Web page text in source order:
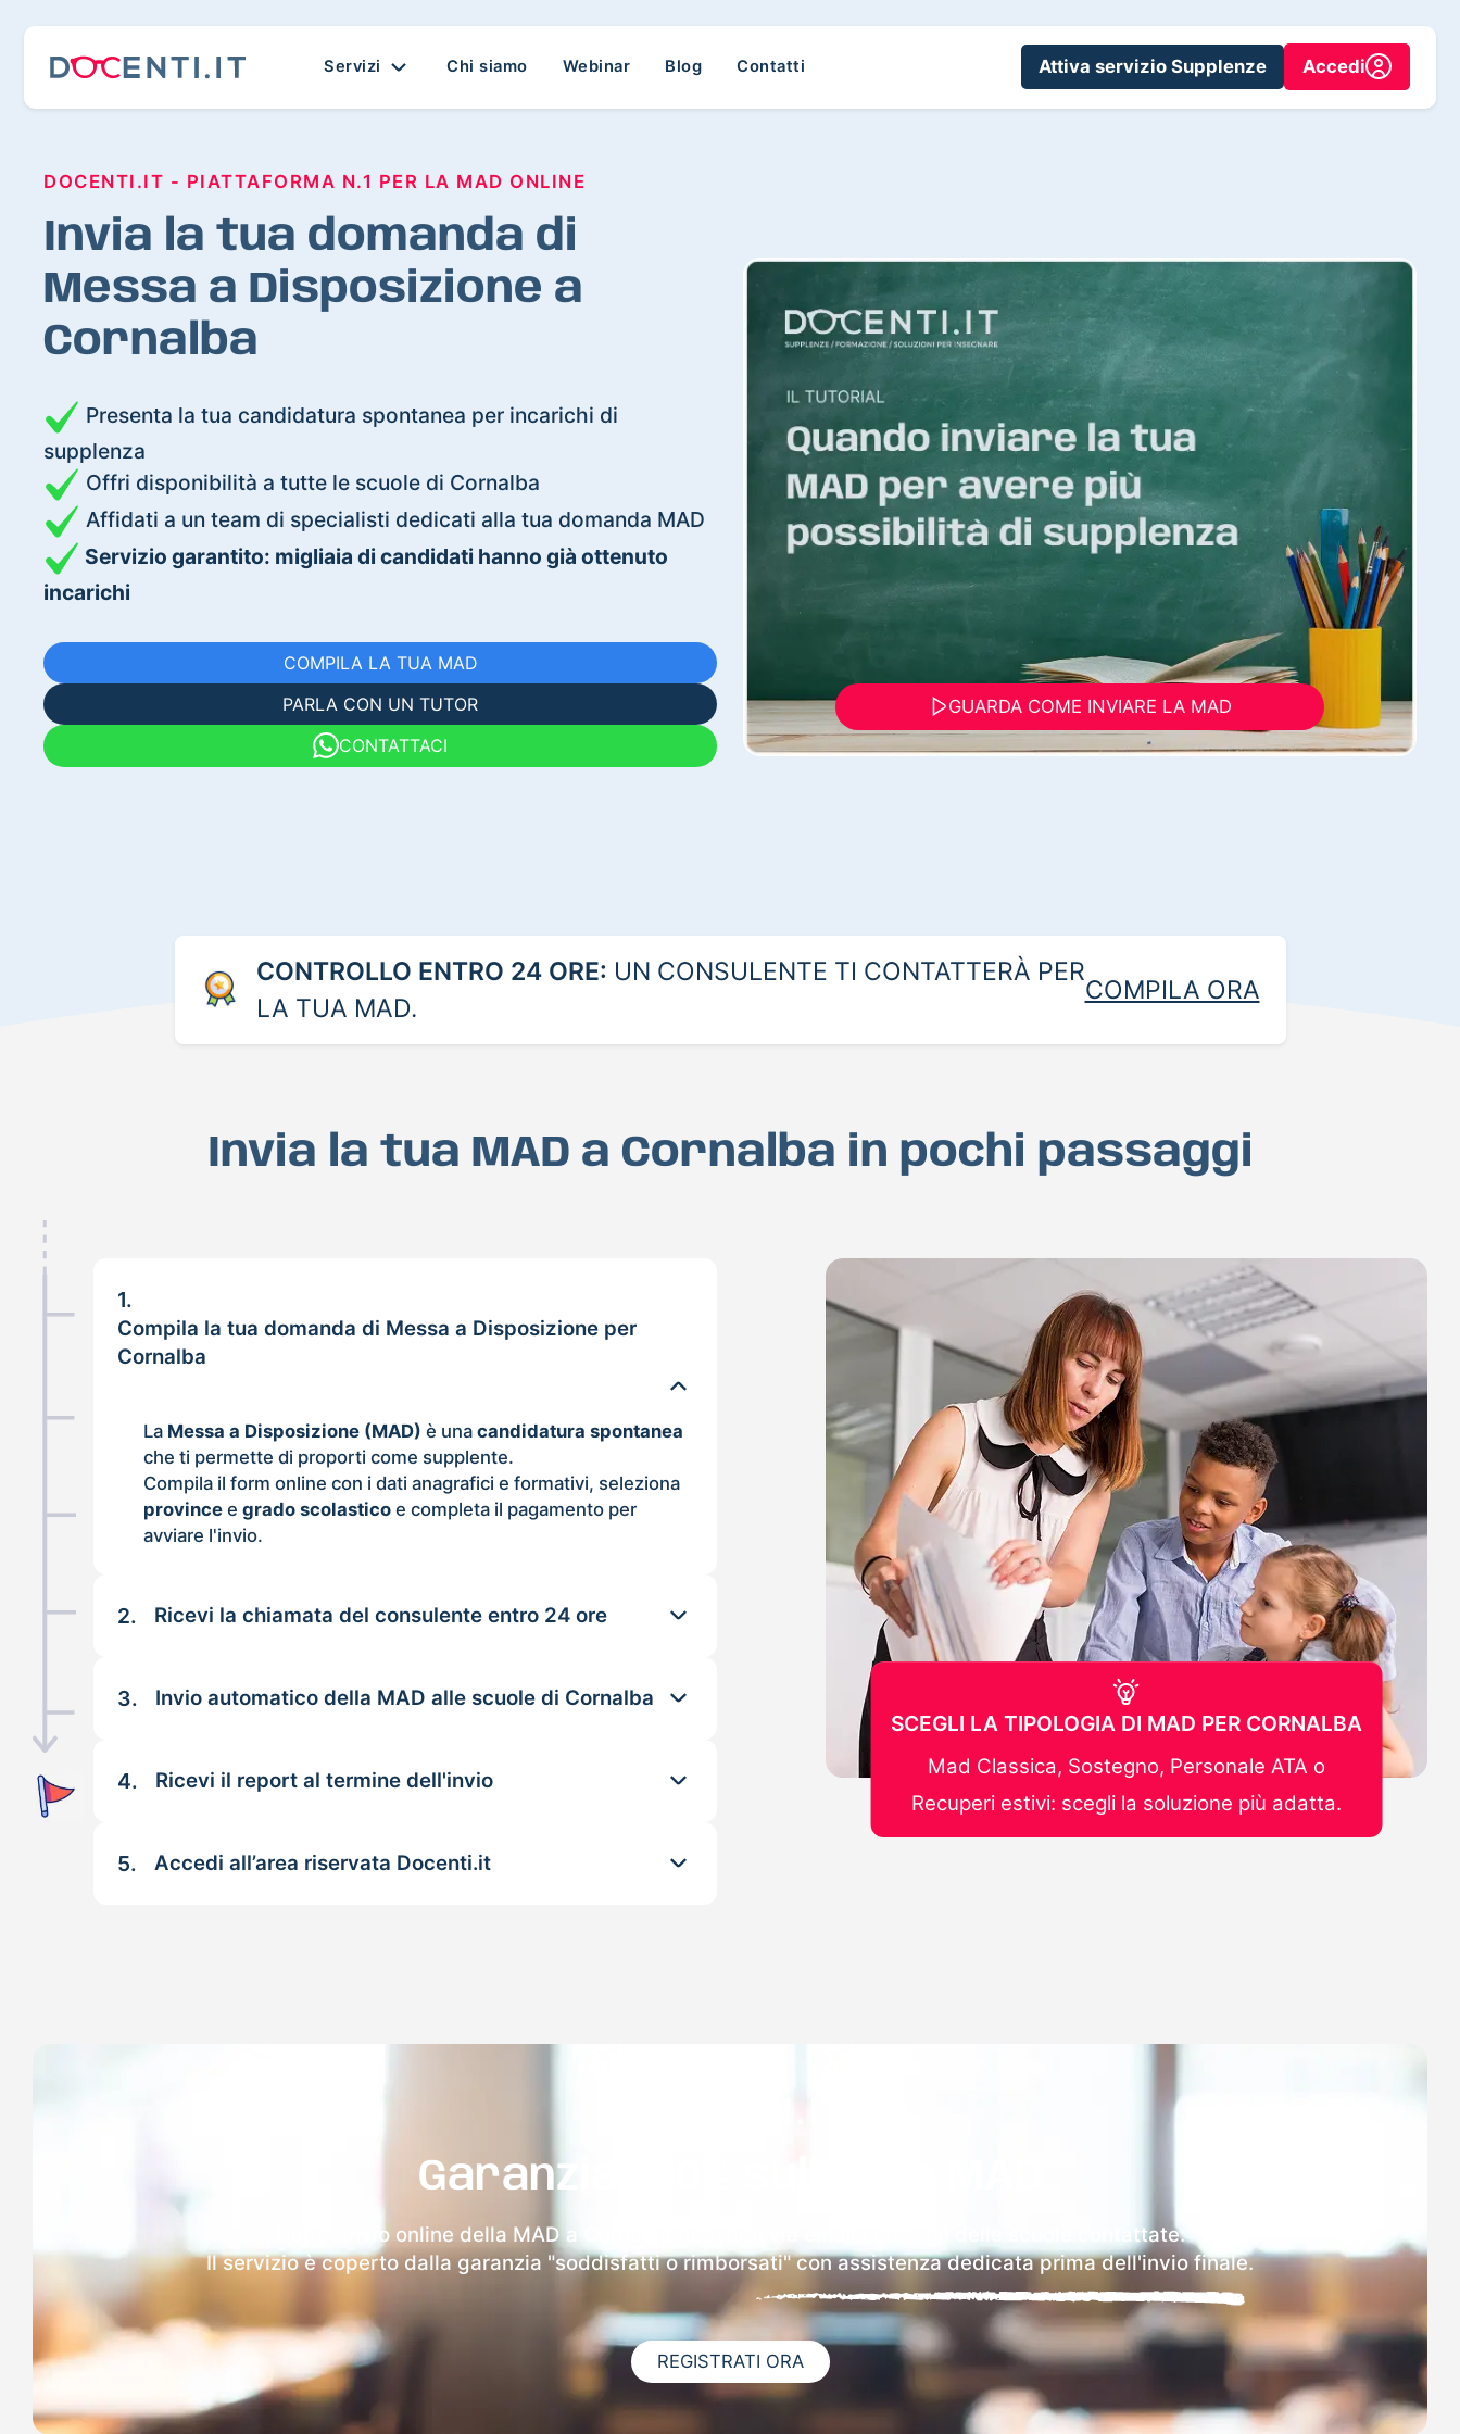
Servizi Chi siamo Webinar Blog Contatti Attiva servizio Supplenze Accedi
DOCENTI.IT - PIATTAFORMA N.1 PER LA MAD ONLINE
Invia la tua domanda di
Messa a Disposizione a
Cornalba
Presenta la tua candidatura spontanea per incarichi di
supplenza
Offri disponibilità a tutte le scuole di Cornalba
Affidati a un team di specialisti dedicati alla tua domanda MAD
Servizio garantito: migliaia di candidati hanno già ottenuto
incarichi
COMPILA LA TUA MAD
PARLA CON UN TUTOR
CONTATTACI
GUARDA COME INVIARE LA MAD
CONTROLLO ENTRO 24 ORE: UN CONSULENTE TI CONTATTERÀ PER
LA TUA MAD.
COMPILA ORA
Invia la tua MAD a Cornalba in pochi passaggi
1.
Compila la tua domanda di Messa a Disposizione per
Cornalba
La Messa a Disposizione (MAD) è unacandidatura spontanea
che ti permette di proporti come supplente.
Compila il form online con i dati anagrafici e formativi, seleziona
province egrado scolastico e completa il pagamento per
avviare l'invio.
2. Ricevi la chiamata del consulente entro 24 ore
3. Invio automatico della MAD alle scuole di Cornalba
4. Ricevi il report al termine dell'invio
5. Accedi all’area riservata Docenti.it
SCEGLI LA TIPOLOGIA DI MAD PER CORNALBA
Mad Classica, Sostegno, Personale ATA o
Recuperi estivi: scegli la soluzione più adatta.
Garanzia 100% sulla tua MAD
Dopo l'invio online della MAD a Cornalba riceverai via email i dettagli delle scuole contattate.
Il servizio è coperto dalla garanzia "soddisfatti o rimborsati" con assistenza dedicata prima dell'invio finale.
REGISTRATI ORA